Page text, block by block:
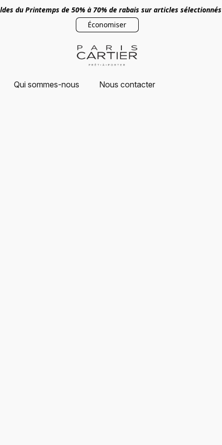
du Printemps de 50% à 70% de rabais sur articles sélectionnés
Économiser
Qui sommes-nous Nous contacter